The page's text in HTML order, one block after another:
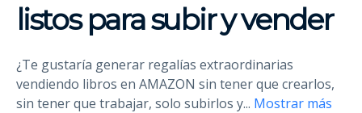
listos para subir y vender
¿Te gustaría generar regalías extraordinarias
vendiendo libros en AMAZON sin tener que crearlos,
sin tener que trabajar, solo subirlos y... Mostrar más